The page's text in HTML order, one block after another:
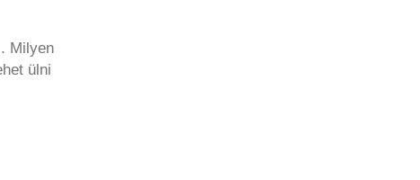
Milyen
ülni